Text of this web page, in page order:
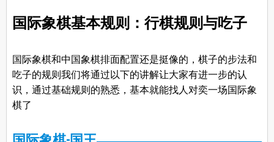
国际象棋基本规则：行棋规则与吃子
国际象棋和中国象棋排面配置还是挺像的，棋子的步法和
吃子的规则我们将通过以下的讲解让大家有进一步的认
识，通过基础规则的熟悉，基本就能找人对奕一场国际象
棋了